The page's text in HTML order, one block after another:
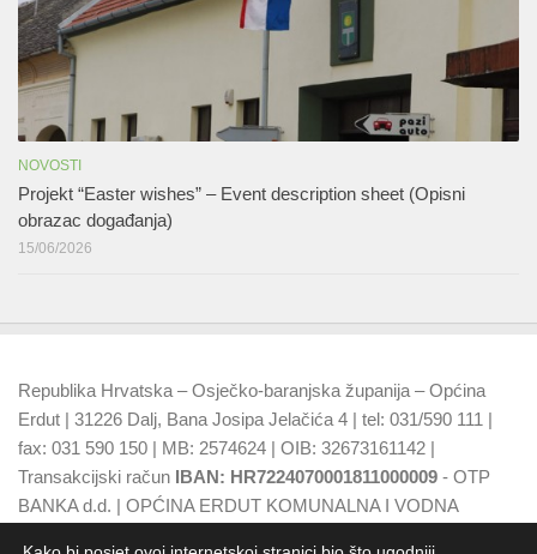
NOVOSTI
Projekt “Easter wishes” – Event description sheet (Opisni
obrazac događanja)
15/06/2026
Republika Hrvatska – Osječko-baranjska županija – Općina
Erdut | 31226 Dalj, Bana Josipa Jelačića 4 | tel: 031/590 111 |
fax: 031 590 150 | MB: 2574624 | OIB: 32673161142 |
Transakcijski račun IBAN: HR7224070001811000009 - OTP
BANKA d.d. | OPĆINA ERDUT KOMUNALNA I VODNA